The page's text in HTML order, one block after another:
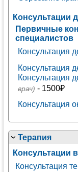
Консультации
Первичные
специалистов
Консультация
Консультация
Консультация
врач) - 1500₽
Консультация
Терапия
Консультации
Консультация